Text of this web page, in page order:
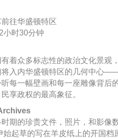
往华盛顿特区
小时30分钟
着众多标志性的政治文化景观
入内华盛顿特区的几何中心
每一幅壁画和每一座雕像背后
享政权的最高象征。
期的珍贵文件，照片，和影像
起草的写在羊皮纸上的开国档